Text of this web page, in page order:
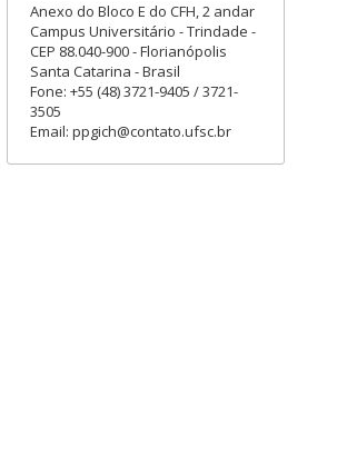
Anexo do Bloco E do CFH, 2 andar
Campus Universitário - Trindade -
CEP 88.040-900 - Florianópolis
Santa Catarina - Brasil
Fone: +55 (48) 3721-9405 / 3721-
3505
Email: ppgich@contato.ufsc.br